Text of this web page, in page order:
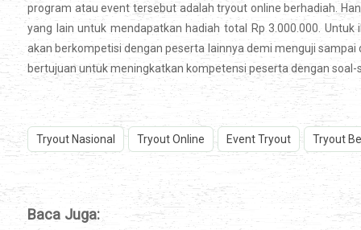
program atau event tersebut adalah tryout online berhadiah.
yang lain untuk mendapatkan hadiah total Rp 3.000.000.
akan berkompetisi dengan peserta lainnya demi menguji
bertujuan untuk meningkatkan kompetensi peserta dengan
Tryout Nasional Tryout Online Event Tryout Tryout
Baca Juga: